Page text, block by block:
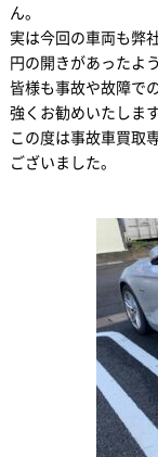
ん。
実は今回の車両も弊
円の開きがあったよ
皆様も事故や故障で
強くお勧めいたします
この度は事故車買取
ございました。